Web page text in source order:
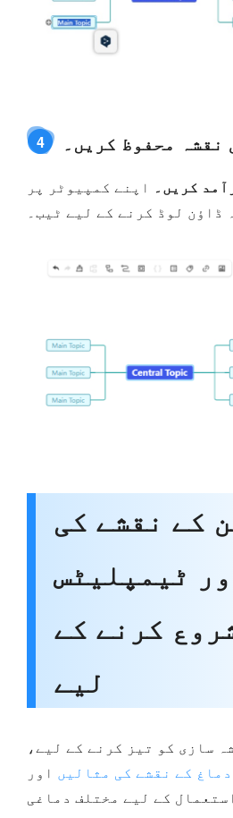
4 نقشہ محفوظ کریں۔
کریں۔ اپنے کمپیوٹر پر
ڈاؤن لوڈ کرنے کے لیے ٹیب۔
ذہن کے نقشے کی
ٹیمپلیٹس
کرنے کے
لیے
سازی کو تیز کرنے کے لیے،
دماغ کے نقشے کی مثالیں اور
کے لیے مختلف دماغی